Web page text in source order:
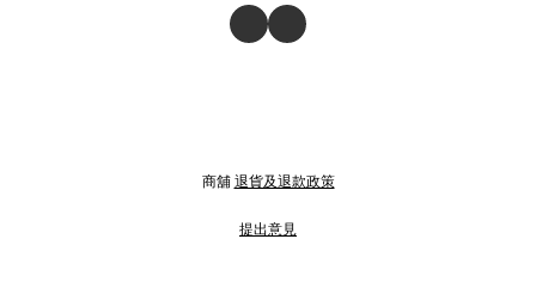
商舖 退貨及退款政策
提出意見